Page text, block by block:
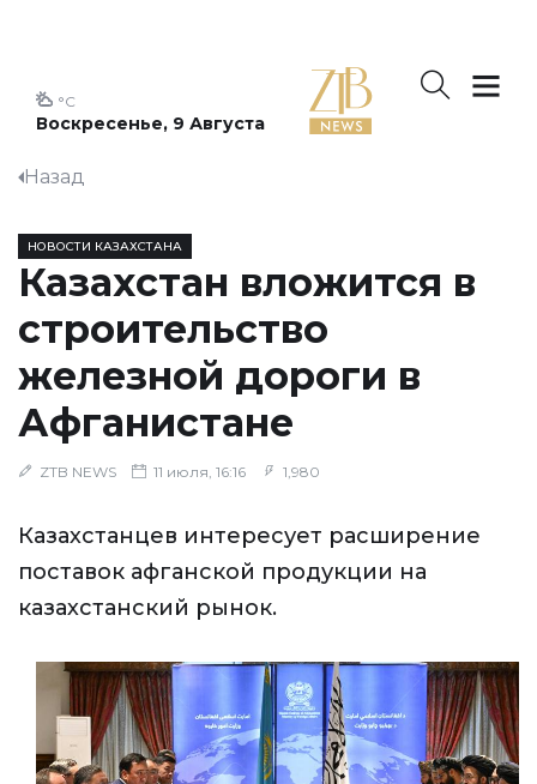
Воскресенье, 9 Августа
°C
Назад
НОВОСТИ КАЗАХСТАНА
Казахстан вложится в
строительство
железной дороги в
Афганистане
ZTB NEWS 11 июля, 16:16 1,980
Казахстанцев интересует расширение
поставок афганской продукции на
казахстанский рынок.